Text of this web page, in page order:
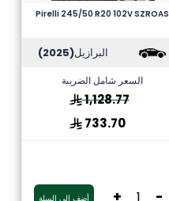
Pirelli 245/50 R20 102V SZROAS
البرازيل(2025)
السعر شامل الضريبة
1,128.77
733.70
-
+ أضف إلى السلة